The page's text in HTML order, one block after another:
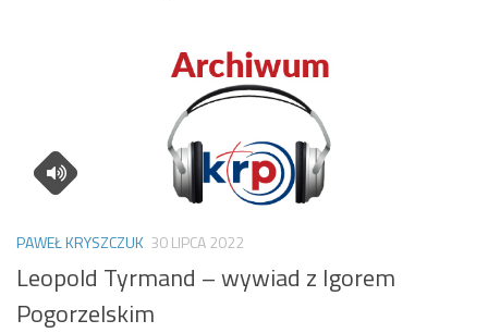
PAWEŁ KRYSZCZUK 30 LIPCA 2022
Leopold Tyrmand – wywiad z Igorem
Pogorzelskim